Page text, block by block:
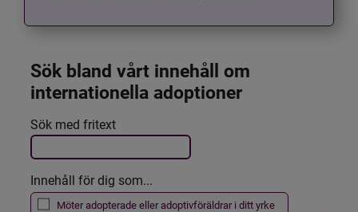
Sök bland vårt innehåll om
internationella adoptioner
Filtrera resultatet
Det här formuläret postas automatiskt
Sök med fritext
Innehåll för dig som...
Möter adopterade eller adoptivföräldrar i ditt yrke